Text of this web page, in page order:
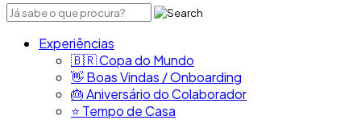
Experiências
🇧🇷​ Copa do Mundo
👋​ Boas Vindas / Onboarding
🎂​ Aniversário do Colaborador
⭐​ Tempo de Casa